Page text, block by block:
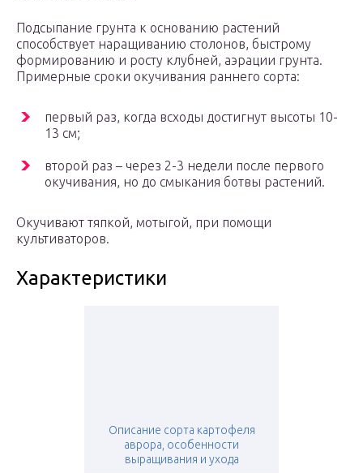
Подсыпание грунта к основанию растений
способствует наращиванию столонов, быстрому
формированию и росту клубней, аэрации грунта.
Примерные сроки окучивания раннего сорта:
первый раз, когда всходы достигнут высоты 10-
13 см;
второй раз – через 2-3 недели после первого
окучивания, но до смыкания ботвы растений.
Окучивают тяпкой, мотыгой, при помощи
культиваторов.
Характеристики
Описание сорта картофеля
аврора, особенности
выращивания и ухода